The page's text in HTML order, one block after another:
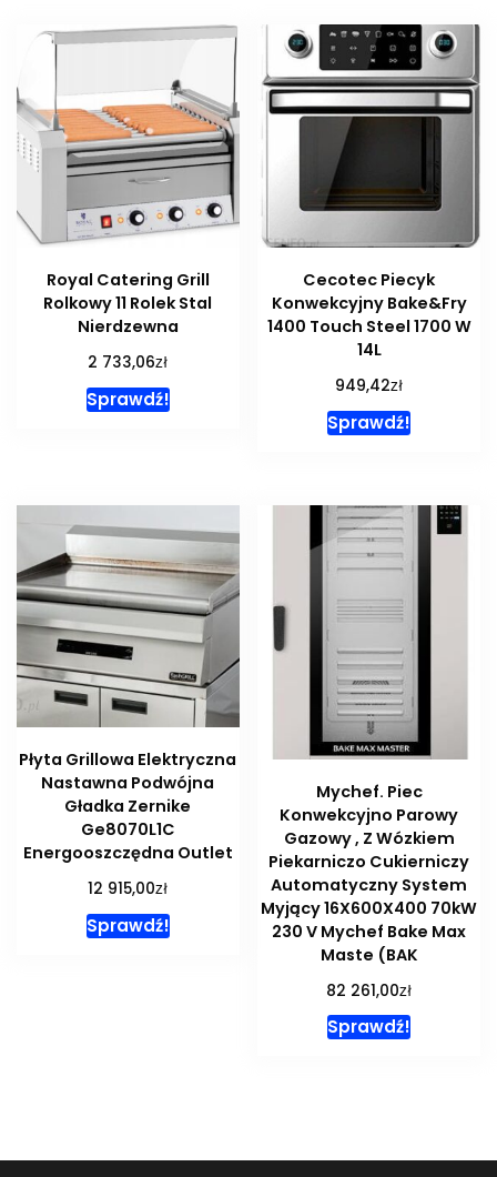
Royal Catering Grill
Rolkowy 11 Rolek Stal
Nierdzewna
2 733,06zł
Sprawdź!
Cecotec Piecyk
Konwekcyjny Bake&Fry
1400 Touch Steel 1700 W
14L
949,42zł
Sprawdź!
Płyta Grillowa Elektryczna
Nastawna Podwójna
Gładka Zernike
Ge8070L1C
Energooszczędna Outlet
12 915,00zł
Sprawdź!
Mychef. Piec
Konwekcyjno Parowy
Gazowy , Z Wózkiem
Piekarniczo Cukierniczy
Automatyczny System
Myjący 16X600X400 70kW
230 V Mychef Bake Max
Maste (BAK
82 261,00zł
Sprawdź!